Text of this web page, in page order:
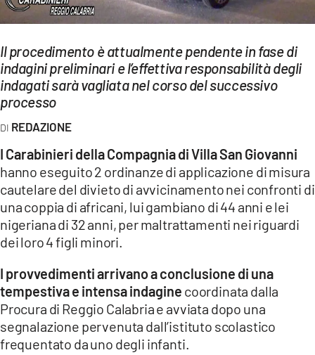
Streaming
LAC NETWORK
LAC ONAIR
LaC
LACTV.IT
LACONAIR.IT
ILREGGINO.IT
COSENZACHANNEL.IT
ILVIBONESE.IT
Il procedimento è attualmente pendente in fase di
indagini preliminari e l’effettiva responsabilità degli
indagati sarà vagliata nel corso del successivo
processo
REDAZIONE
I Carabinieri della Compagnia di Villa San Giovanni
hanno eseguito 2 ordinanze di applicazione di misura
cautelare del divieto di avvicinamento nei confronti di
una coppia di africani, lui gambiano di 44 anni e lei
nigeriana di 32 anni, per maltrattamenti nei riguardi
dei loro 4 figli minori.
I provvedimenti arrivano a conclusione di una
tempestiva e intensa indagine coordinata dalla
Procura di Reggio Calabria e avviata dopo una
segnalazione pervenuta dall’istituto scolastico
frequentato da uno degli infanti.